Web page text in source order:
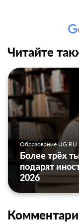
Читайте
Образование UG.RU
Более трёх
подарят
2026